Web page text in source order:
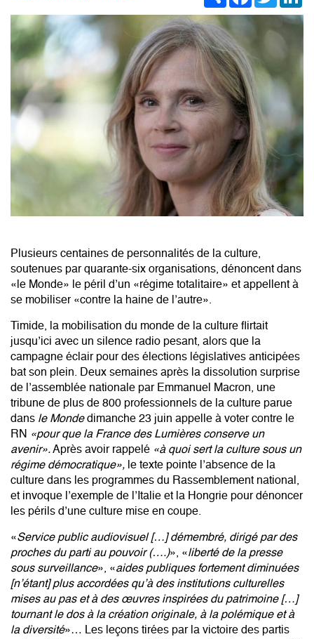
Plusieurs centaines de personnalités de la culture,
soutenues par quarante-six organisations, dénoncent dans
«le Monde» le péril d’un «régime totalitaire» et appellent à
se mobiliser «contre la haine de l’autre».
Timide, la mobilisation du monde de la culture flirtait
jusqu’ici avec un silence radio pesant, alors que la
campagne éclair pour des élections législatives anticipées
bat son plein. Deux semaines après la dissolution surprise
de l’assemblée nationale par Emmanuel Macron, une
tribune de plus de 800 professionnels de la culture parue
dans le Mondedimanche 23 juin appelle à voter contre le
RN «pour que la France des Lumières conserve un
avenir».Après avoir rappelé «à quoi sert la culture sous un
régime démocratique», le texte pointe l’absence de la
culture dans les programmes du Rassemblement national,
et invoque l’exemple de l’Italie et la Hongrie pour dénoncer
les périls d’une culture mise en coupe.
«Service public audiovisuel […] démembré, dirigé par des
proches du parti au pouvoir (….)», «liberté de la presse
sous surveillance», «aides publiques fortement diminuées
[n’étant] plus accordées qu’à des institutions culturelles
mises au pas et à des œuvres inspirées du patrimoine […]
tournant le dos à la création originale, à la polémique et à
la diversité»… Les leçons tirées par la victoire des partis